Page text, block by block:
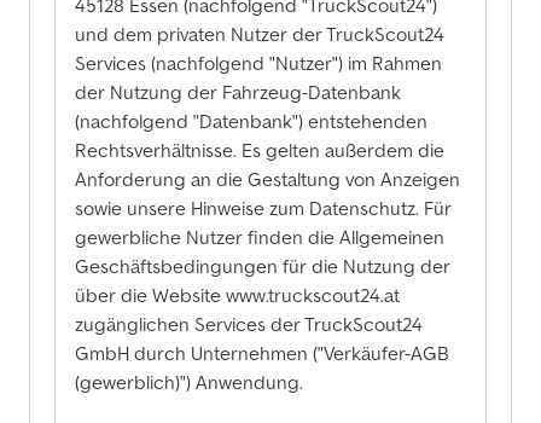
45128 Essen (nachfolgend "TruckScout24")
und dem privaten Nutzer der TruckScout24
Services (nachfolgend "Nutzer") im Rahmen
der Nutzung der Fahrzeug-Datenbank
(nachfolgend "Datenbank") entstehenden
Rechtsverhältnisse. Es gelten außerdem die
Anforderung an die Gestaltung von Anzeigen
sowie unsere Hinweise zum Datenschutz. Für
gewerbliche Nutzer finden die Allgemeinen
Geschäftsbedingungen für die Nutzung der
über die Website www.truckscout24.at
zugänglichen Services der TruckScout24
GmbH durch Unternehmen ("Verkäufer-AGB
(gewerblich)") Anwendung.